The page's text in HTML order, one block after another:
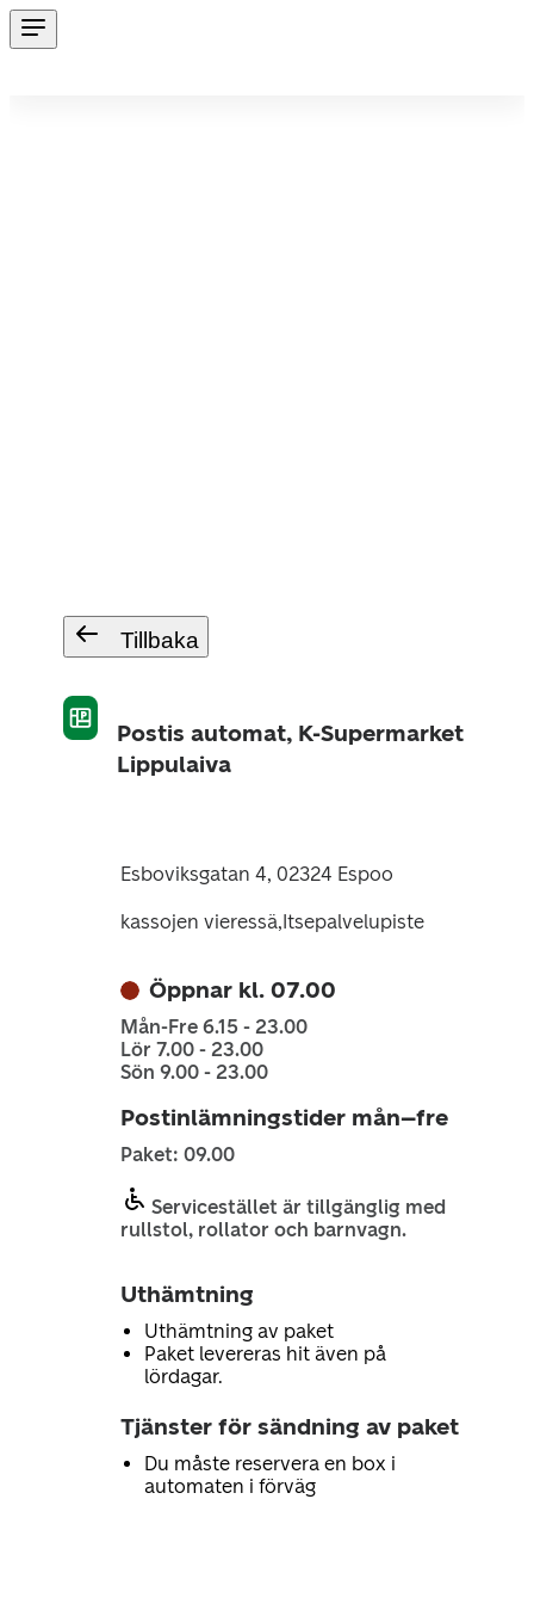
Tillbaka
Postis automat, K-Supermarket
Lippulaiva
Esboviksgatan 4, 02324 Espoo
kassojen vieressä,Itsepalvelupiste
Öppnar kl. 07.00
Mån-Fre 6.15 - 23.00
Lör 7.00 - 23.00
Sön 9.00 - 23.00
Postinlämningstider mån–fre
Paket: 09.00
Servicestället är tillgänglig med
rullstol, rollator och barnvagn.
Uthämtning
Uthämtning av paket
Paket levereras hit även på
lördagar.
Tjänster för sändning av paket
Du måste reservera en box i
automaten i förväg